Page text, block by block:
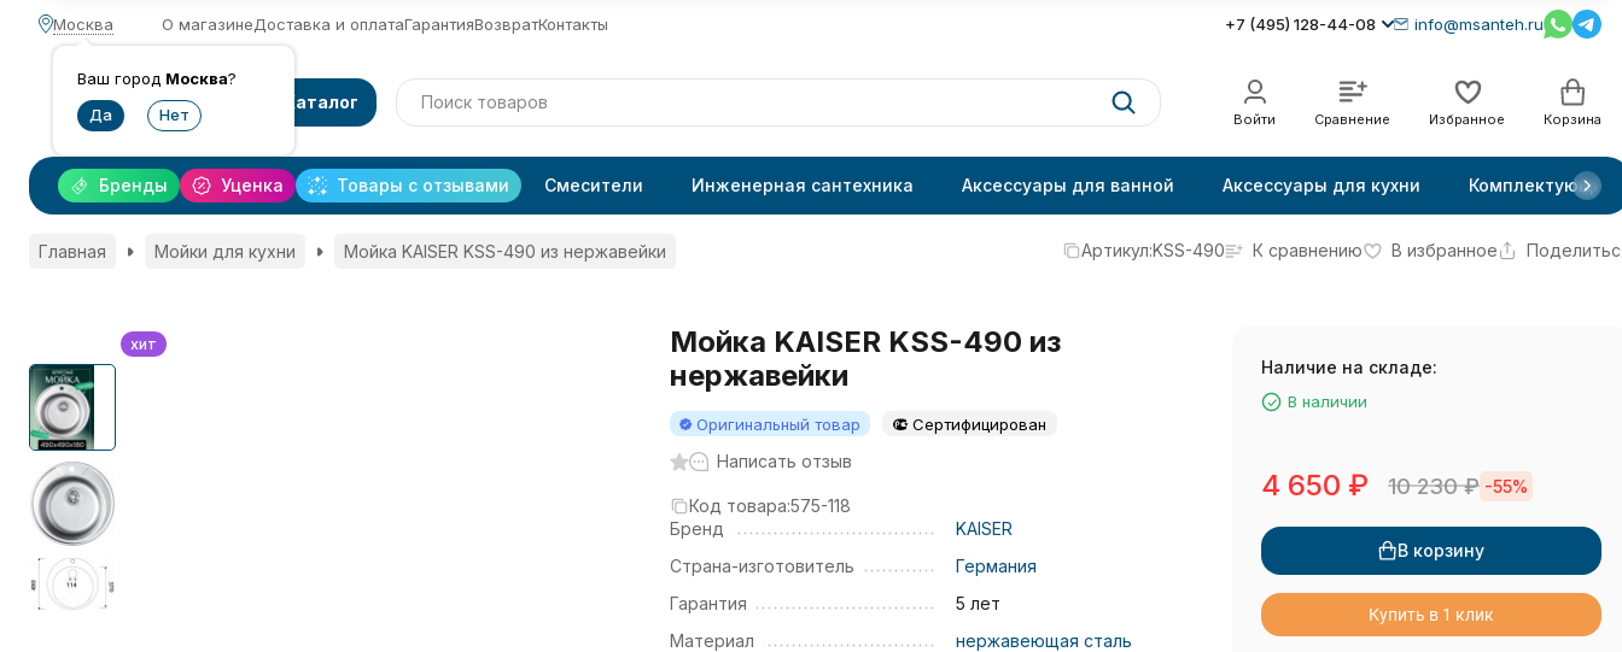
Москва
Ваш город Москва?
О магазинеДоставка и оплатаГарантияВозвратКонтакты +7 (495) 128-44-08 info@msanteh.ru
Каталог
Войти Сравнение Избранное Корзина
Уценка Товары с отзывами
Бренды Смесители Инженерная сантехника Аксессуары для ванной Аксессуары для кухни Комплектующие
Главная Мойки для кухни Мойка KAISER KSS-490 из нержавейки Артикул:KSS-490 К сравнению В избранное
хит
Мойка KAISER KSS-490 из
нержавейки
Оригинальный товар Сертифицирован
Написать отзыв
Код товара:575-118
Бренд
KAISER
Страна-изготовитель
Германия
Гарантия
5 лет
Материал
нержавеющая сталь
Наличие на складе:
В наличии
4 650 ₽ 10 230₽ -55%
В корзину
Купить в 1 клик